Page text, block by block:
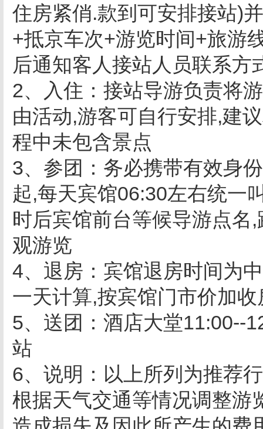
住房紧俏.款到可安排接站)
+抵京车次+游览时间+旅游
后通知客人接站人员联系方
2、入住：接站导游负责将
由活动,游客可自行安排,建
程中未包含景点
3、参团：务必携带有效身
起,每天宾馆06:30左右统一
时后宾馆前台等候导游点名
观游览
4、退房：宾馆退房时间为
一天计算,按宾馆门市价加
5、送团：酒店大堂11:00--
站
6、说明：以上所列为推荐
根据天气交通等情况调整游